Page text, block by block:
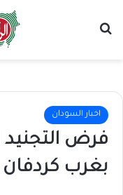
اخبار السودان
فرض
بغرب كردفان